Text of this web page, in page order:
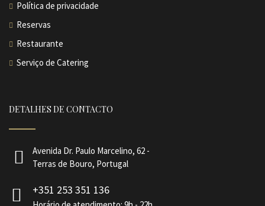
Política de privacidade
Reservas
Restaurante
Serviço de Catering
DETALHES DE CONTACTO
Avenida Dr. Paulo Marcelino, 62 -
Terras de Bouro, Portugal
+351 253 351 136